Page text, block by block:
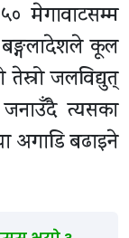
मेगावाटसम्म
कूल
जलविद्युत्
त्यसका
अगाडि बढाइने